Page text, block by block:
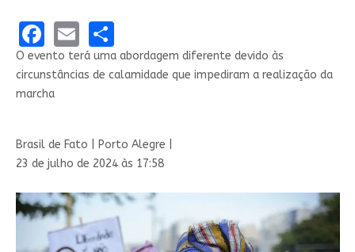
Facebook
EmailShare
O evento terá uma abordagem diferente devido às
circunstâncias de calamidade que impediram a realização da
marcha
Brasil de Fato | Porto Alegre |
23 de julho de 2024 às 17:58